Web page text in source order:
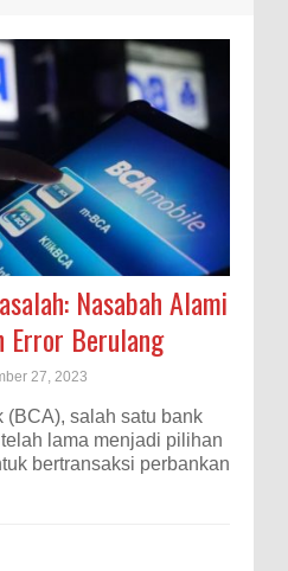
Nasabah Alami
Error Berulang
27, 2023
(BCA), salah satu bank
lama menjadi pilihan
bertransaksi perbankan